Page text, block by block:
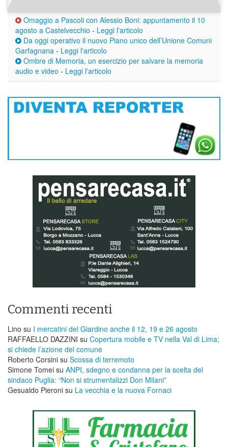
Omaggio a Pascoli con Alessio Boni: appuntamento il 10
agosto a Castelvecchio - Leggi l'articolo
Da oggi operativo il nuovo Piano unico dell’Unione Comuni
Garfagnana - Leggi l'articolo
Ombre di Memoria, un esercizio per salvare la memoria
audio e video - Leggi l'articolo
Commenti recenti
Lino su I mercatini del Giardino anche il 12, 19 e 26 agosto
RAFFAELLO DAZZINI su ​Copertura mobile e TV nella Val di Lima;
si chiede l’azione del comune
Roberto Corsini su Scossa di terremoto
Simone Tomei su ANPI, sdegno e condanna per la scelta del
sindaco Puglia: “Non si strumentalizzi Don Milani”
Gesualdo Pieroni su La vecchia e la nuova Fornaci